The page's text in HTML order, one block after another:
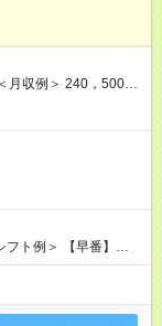
外手当を別途全額支
ます。 さらに、店舗
。 チームで協力して
ルアップが収入アッ
異なる部分がありま
ートもしっかり大切